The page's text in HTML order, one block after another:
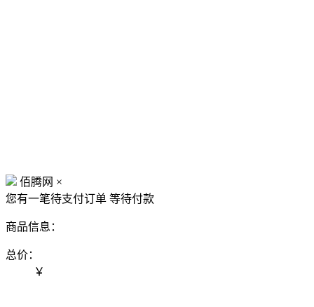
佰腾网 ×
您有一笔待支付订单 等待付款
商品信息：
总价：
￥